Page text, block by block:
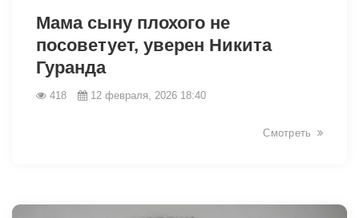
Мама сыну плохого не
посоветует, уверен Никита
Гуранда
418 12 февраля, 2026 18:40
Смотреть